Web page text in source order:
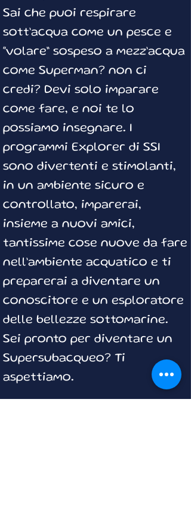
Sai che puoi respirare
sott’acqua come un pesce e
“volare” sospeso a mezz’acqua
come Superman? non ci
credi? Devi solo imparare
come fare, e noi te lo
possiamo insegnare. I
programmi Explorer di SSI
sono divertenti e stimolanti,
in un ambiente sicuro e
controllato, imparerai,
insieme a nuovi amici,
tantissime cose nuove da fare
nell’ambiente acquatico e ti
preparerai a diventare un
conoscitore e un esploratore
delle bellezze sottomarine.
Sei pronto per diventare un
Supersubacqueo? Ti
aspettiamo.